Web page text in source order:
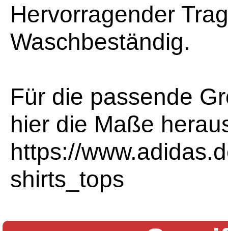
Hervorragender
Waschbeständig.
Für die passende
hier die Maße
https://
shirts_tops